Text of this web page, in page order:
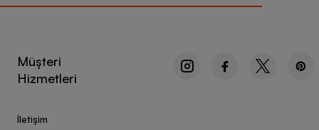
Müşteri
Hizmetleri
İletişim